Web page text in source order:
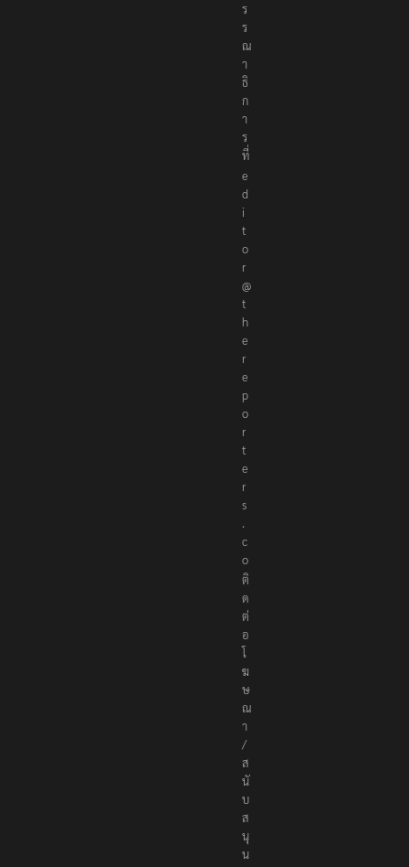
ร
ร
ณ
า
ธิ
ก
า
ร
ที่
e
d
i
t
o
r
@
t
h
e
r
e
p
o
r
t
e
r
s
.
c
o
ติ
ด
ต่
อ
โ
ฆ
ษ
ณ
า
/
ส
นั
บ
ส
นุ
น